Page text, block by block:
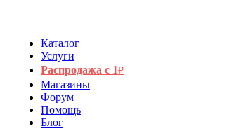
Каталог
Услуги
Распродажа с 1₽
Магазины
Форум
Помощь
Блог